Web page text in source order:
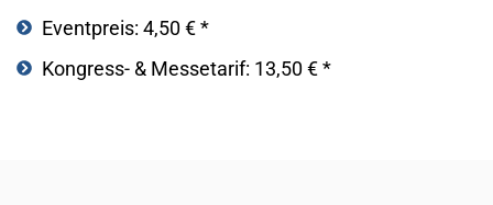
Eventpreis: 4,50 € *
Kongress- & Messetarif: 13,50 € *